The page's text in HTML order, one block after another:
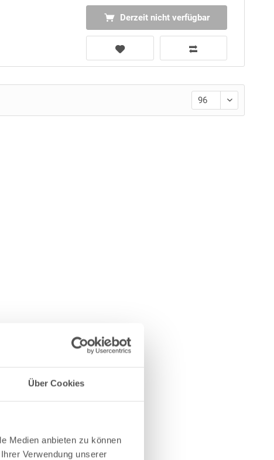
Über Cookies
Medien anbieten zu können
Verwendung unserer
Derzeit nicht verfügbar